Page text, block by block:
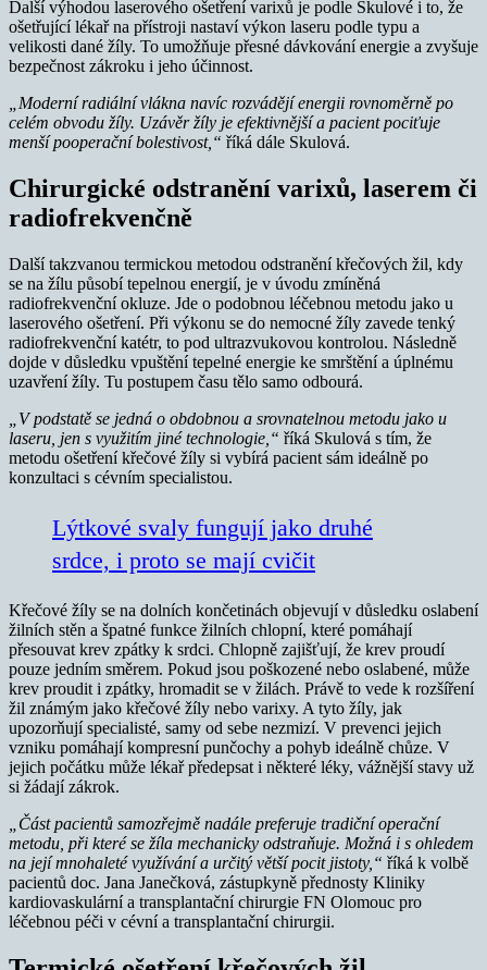
Další výhodou laserového ošetření varixů je podle Skulové i to, že
ošetřující lékař na přístroji nastaví výkon laseru podle typu a
velikosti dané žíly. To umožňuje přesné dávkování energie a zvyšuje
bezpečnost zákroku i jeho účinnost.
„Moderní radiální vlákna navíc rozvádějí energii rovnoměrně po
celém obvodu žíly. Uzávěr žíly je efektivnější a pacient pociťuje
menší pooperační bolestivost,“ říká dále Skulová.
Chirurgické odstranění varixů, laserem či
radiofrekvenčně
Další takzvanou termickou metodou odstranění křečových žil, kdy
se na žílu působí tepelnou energií, je v úvodu zmíněná
radiofrekvenční okluze. Jde o podobnou léčebnou metodu jako u
laserového ošetření. Při výkonu se do nemocné žíly zavede tenký
radiofrekvenční katétr, to pod ultrazvukovou kontrolou. Následně
dojde v důsledku vpuštění tepelné energie ke smrštění a úplnému
uzavření žíly. Tu postupem času tělo samo odbourá.
„V podstatě se jedná o obdobnou a srovnatelnou metodu jako u
laseru, jen s využitím jiné technologie,“ říká Skulová s tím, že
metodu ošetření křečové žíly si vybírá pacient sám ideálně po
konzultaci s cévním specialistou.
Lýtkové svaly fungují jako druhé
srdce, i proto se mají cvičit
Křečové žíly se na dolních končetinách objevují v důsledku oslabení
žilních stěn a špatné funkce žilních chlopní, které pomáhají
přesouvat krev zpátky k srdci. Chlopně zajišťují, že krev proudí
pouze jedním směrem. Pokud jsou poškozené nebo oslabené, může
krev proudit i zpátky, hromadit se v žilách. Právě to vede k rozšíření
žil známým jako křečové žíly nebo varixy. A tyto žíly, jak
upozorňují specialisté, samy od sebe nezmizí. V prevenci jejich
vzniku pomáhají kompresní punčochy a pohyb ideálně chůze. V
jejich počátku může lékař předepsat i některé léky, vážnější stavy už
si žádají zákrok.
„Část pacientů samozřejmě nadále preferuje tradiční operační
metodu, při které se žíla mechanicky odstraňuje. Možná i s ohledem
na její mnohaleté využívání a určitý větší pocit jistoty,“ říká k volbě
pacientů doc. Jana Janečková, zástupkyně přednosty Kliniky
kardiovaskulární a transplantační chirurgie FN Olomouc pro
léčebnou péči v cévní a transplantační chirurgii.